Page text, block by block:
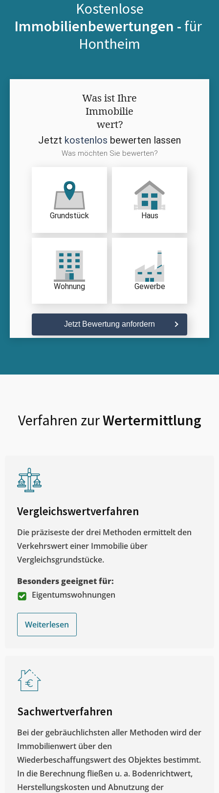
Kostenlose
Immobilienbewertungen - für
Hontheim
Was ist Ihre
Immobilie
wert?
Jetzt kostenlos bewerten lassen
Was möchten Sie bewerten?
Grundstück Haus
Wohnung Gewerbe
Jetzt Bewertung anfordern
Verfahren zurWertermittlung
Vergleichswertverfahren
Die präziseste der drei Methoden ermittelt den
Verkehrswert einer Immobilie über
Vergleichsgrundstücke.
Besonders geeignet für:
Eigentumswohnungen
Weiterlesen
Sachwertverfahren
Bei der gebräuchlichsten aller Methoden wird der
Immobilienwert über den
Wiederbeschaffungswert des Objektes bestimmt.
In die Berechnung fließen u. a. Bodenrichtwert,
Herstellungskosten und Abnutzung der